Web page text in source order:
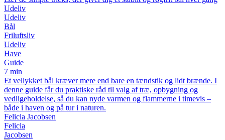
Udeliv
Udeliv
Bål
Friluftsliv
Udeliv
Have
Guide
7 min
Et vellykket bål kræver mere end bare en tændstik og lidt brænde. I
denne guide får du praktiske råd til valg af træ, opbygning og
vedligeholdelse, så du kan nyde varmen og flammerne i timevis –
både i haven og på tur i naturen.
Felicia Jacobsen
Felicia
Jacobsen